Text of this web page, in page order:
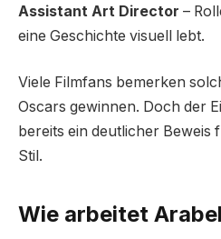
Assistant Art Director –
eine Geschichte visuell lebt.
Viele Filmfans bemerken
Oscars gewinnen. Doch der
bereits ein deutlicher Beweis
Stil.
Wie arbeitet